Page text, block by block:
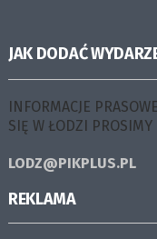
JAK DODAĆ
INFORMACJE
SIĘ W ŁODZI PROSIMY
LODZ@PIKPLUS.PL
REKLAMA